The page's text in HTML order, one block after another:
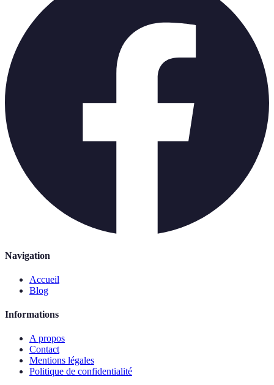
Navigation
Accueil
Blog
Informations
A propos
Contact
Mentions légales
Politique de confidentialité